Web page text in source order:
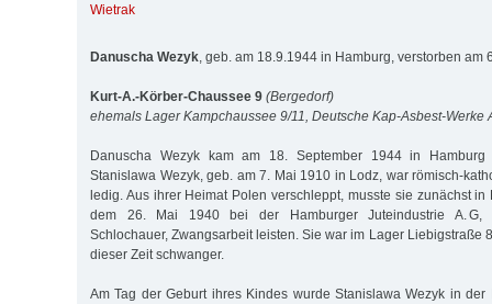
Wietrak
Danuscha Wezyk , geb. am 18.9.1944 in Hamburg, verstorben am
Kurt-A.-Körber-Chaussee 9 (Bergedorf)
ehemals Lager Kampchaussee 9/11, Deutsche Kap-Asbest-Werke
Danuscha Wezyk kam am 18. September 1944 in
Stanislawa Wezyk, geb. am 7. Mai 1910 in Lodz, war römisch-
ledig. Aus ihrer Heimat Polen verschleppt, musste sie zunächst in
dem 26. Mai 1940 bei der Hamburger Juteindustrie A. G,
Schlochauer, Zwangsarbeit leisten. Sie war im Lager Liebigstraße
dieser Zeit schwanger.
Am Tag der Geburt ihres Kindes wurde Stanislawa Wezyk in der